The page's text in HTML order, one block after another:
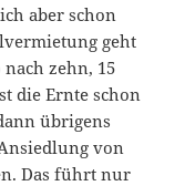
aber schon
geht
zehn, 15
die Ernte schon
übrigens
von
Das führt nur